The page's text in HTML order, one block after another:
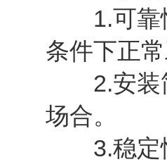
1.可靠性
条件下正
2.安装简
场合。
3.稳定性